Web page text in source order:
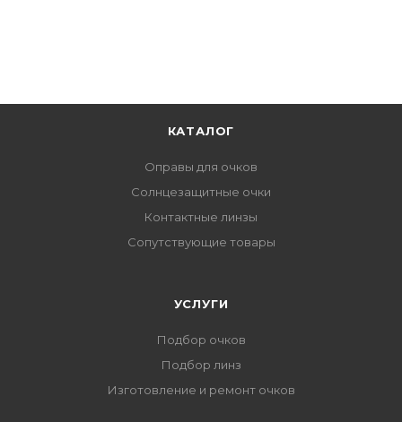
КАТАЛОГ
Оправы для очков
Солнцезащитные очки
Контактные линзы
Сопутствующие товары
УСЛУГИ
Подбор очков
Подбор линз
Изготовление и ремонт очков